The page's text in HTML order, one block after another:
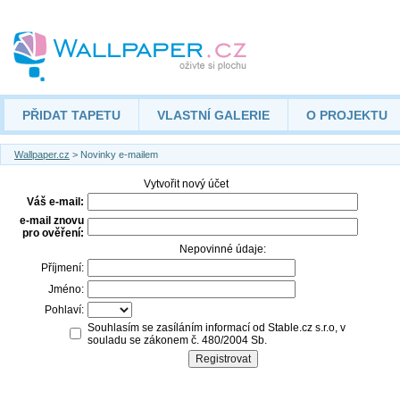
PŘIDAT TAPETU VLASTNÍ GALERIE O PROJEKTU
Wallpaper.cz > Novinky e-mailem